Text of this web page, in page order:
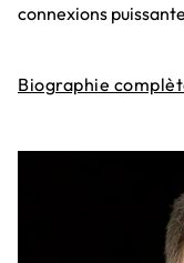
connexions
Biographie